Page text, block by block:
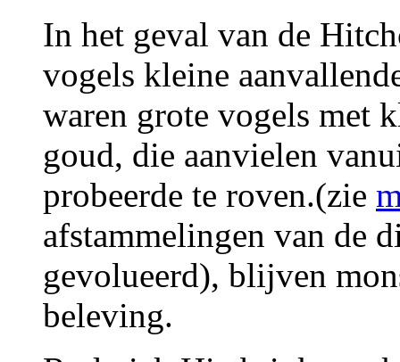
In het geval van de
vogels kleine
waren grote vogels met
goud, die aanvielen
probeerde te roven.(zie
afstammelingen van de
gevolueerd), blijven
beleving.